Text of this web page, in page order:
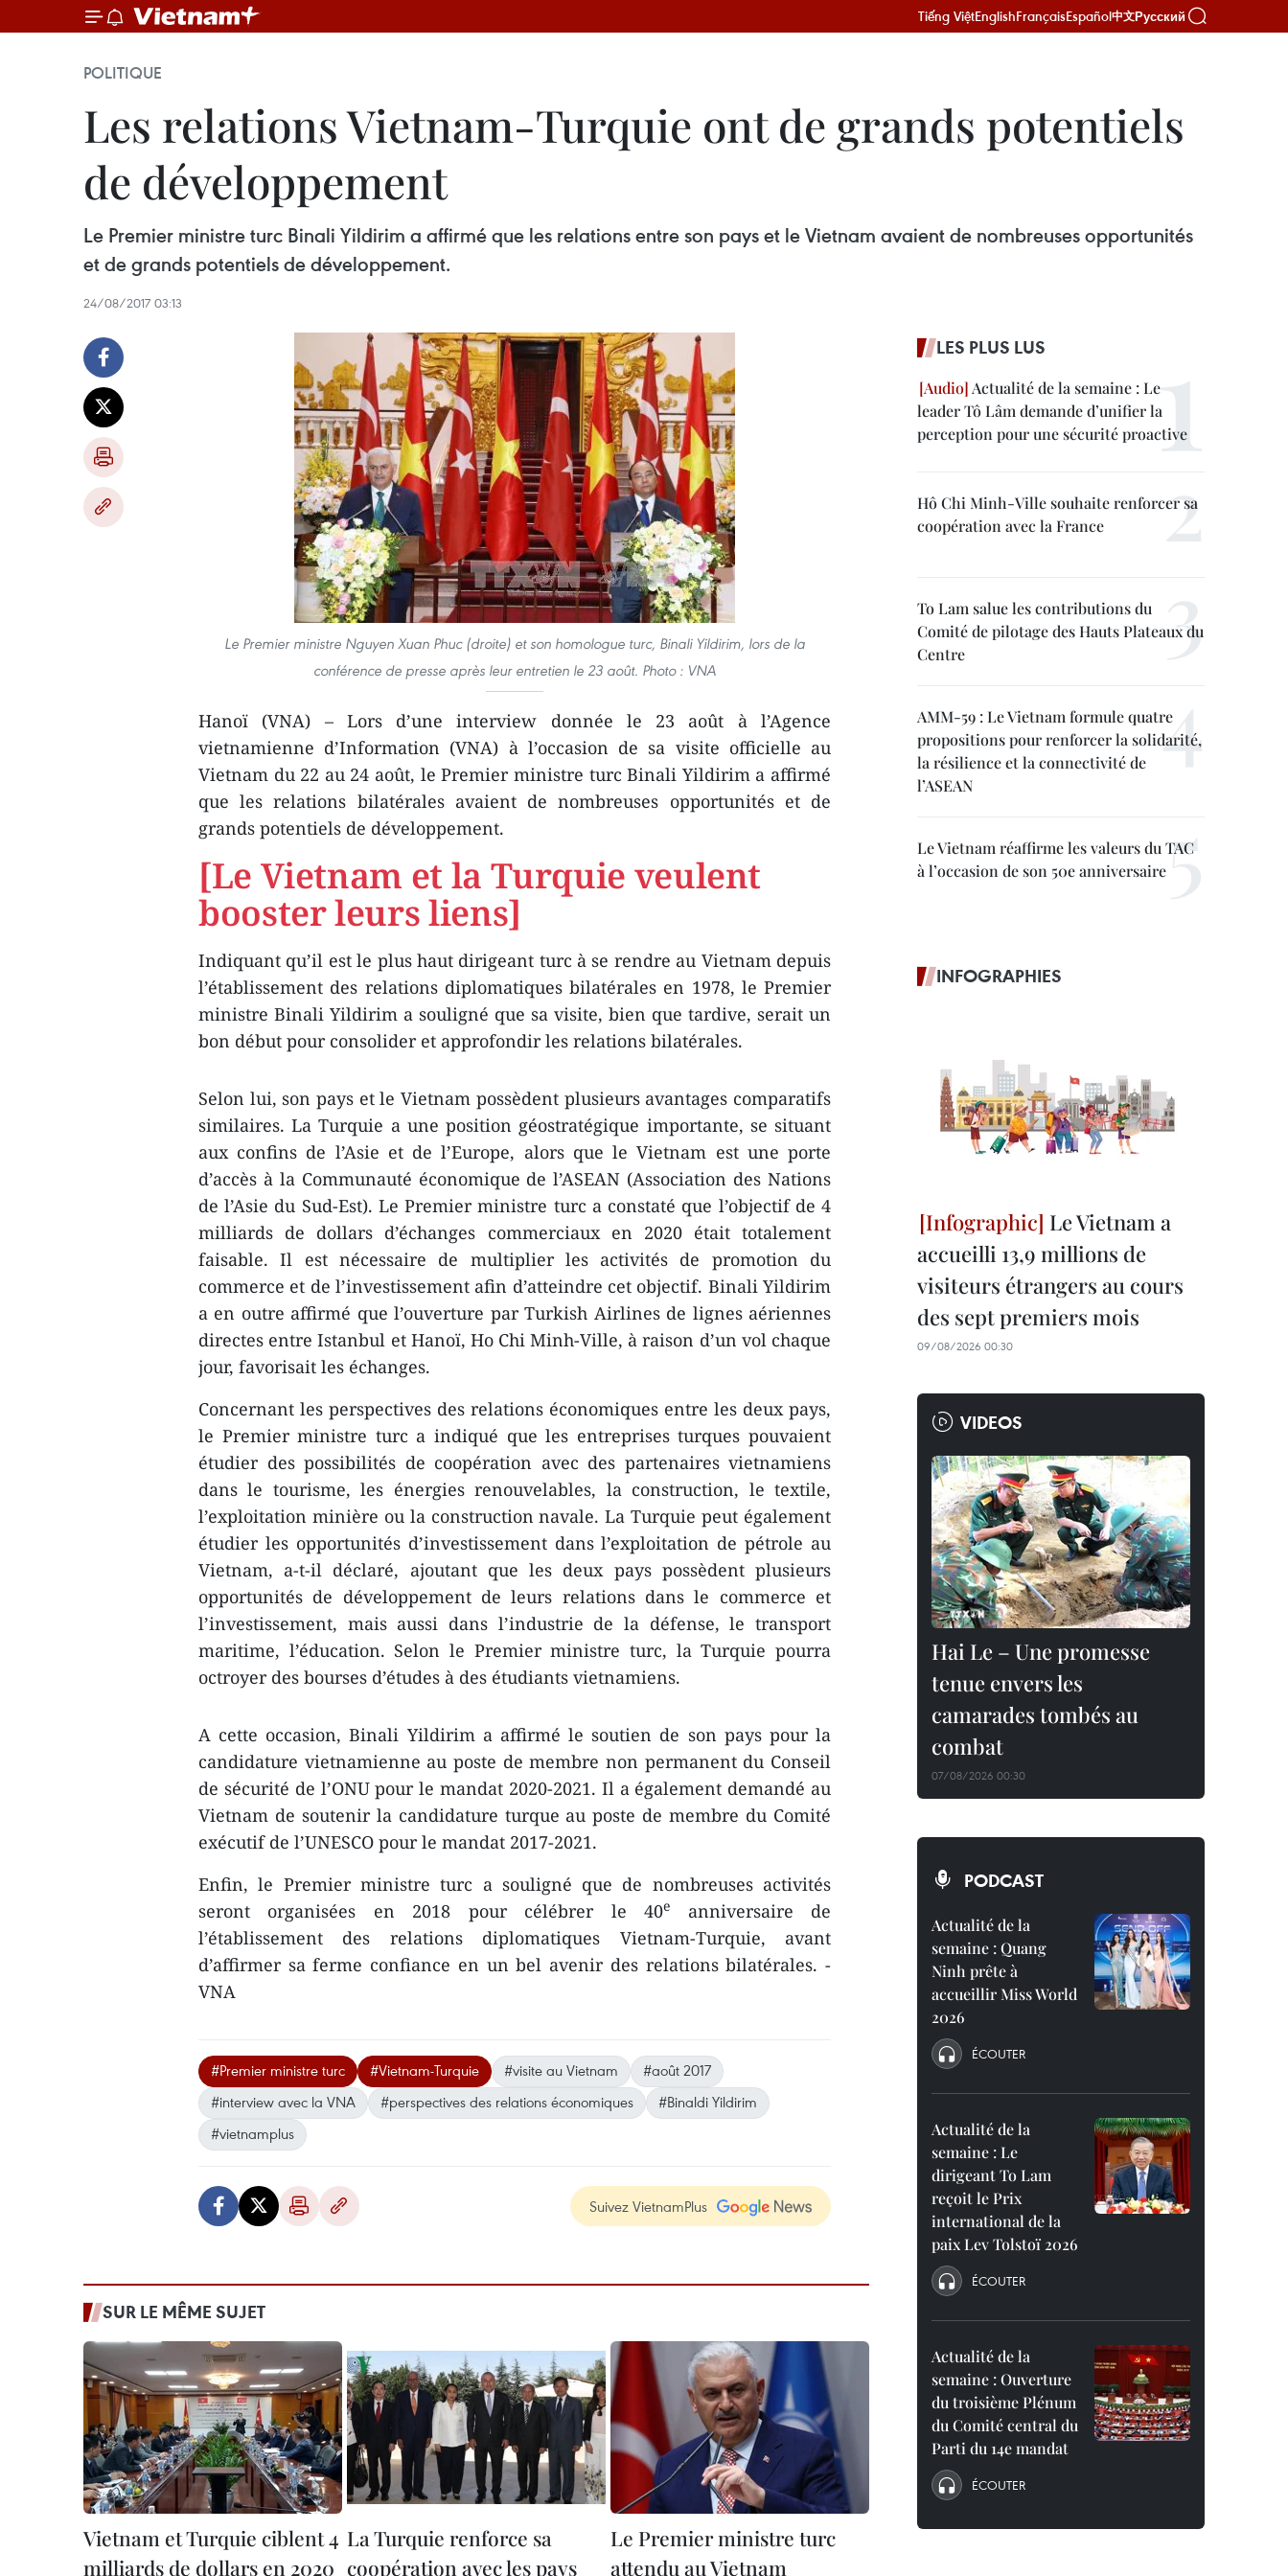
Tiếng ViệtEnglishFrançaisEspañol中文Русский
POLITIQUE
Les relations Vietnam-Turquie ont de grands potentiels
de développement
Le Premier ministre turc Binali Yildirim a affirmé que les relations entre son pays et le Vietnam avaient de nombreuses opportunités
et de grands potentiels de développement.
24/08/2017 03:13
Le Premier ministre Nguyen Xuan Phuc (droite) et son homologue turc, Binali Yildirim, lors de la
conférence de presse après leur entretien le 23 août. Photo : VNA
Hanoï (VNA) – Lors d’une interview donnée le 23 août à l’Agence
vietnamienne d’Information (VNA) à l’occasion de sa visite officielle au
Vietnam du 22 au 24 août, le Premier ministre turc Binali Yildirim a affirmé
que les relations bilatérales avaient de nombreuses opportunités et de
grands potentiels de développement.
[Le Vietnam et la Turquie veulent
booster leurs liens]
Indiquant qu’il est le plus haut dirigeant turc à se rendre au Vietnam depuis
l’établissement des relations diplomatiques bilatérales en 1978, le Premier
ministre Binali Yildirim a souligné que sa visite, bien qu​e tardive, serait un
bon début pour consolider et approfondir les relations bilatérales.
Selon lui, son pays et le Vietnam possèdent plusieurs avantages comparatifs
similaires. La Turquie a une position géostratégique importante​, se situant
aux confins de l’Asie et de l’Europe, alors que le Vietnam est une porte
d’accès à la Communauté économique de l’ASEAN (Association des Nations
de l’Asie du Sud-Est). Le Premier ministre turc a constaté que l’objectif de 4
milliards de dollars d’échanges commerciaux en 2020 était totalement
faisable. Il est nécessaire de multiplier les activités de promotion du
commerce et de l’investissement afin d’atteindre cet objectif. Binali Yildirim
a en outre affirmé que l’ouverture par Turkish Airlines de lignes aériennes
directes entre Istanbul et Hanoï, Ho Chi Minh-Ville, à raison d’un vol chaque
jour, favorisait les échanges.
Concernant les perspectives des relations économiques entre les deux pays,
le Premier ministre turc a indiqué que les entreprises turques pouvaient
étudier des possibilités de coopération avec des partenaires vietnamiens
dans le tourisme, les énergies renouvelables, la construction, le textile,
l’exploitation minière ou la construction navale. La Turquie peut également
étudier les opportunités d’investissement dans l’exploitation de pétrole au
Vietnam, a-t-il déclaré, ajoutant que les deux pays possèdent plusieurs
opportunités de développement de leurs relations dans le commerce et
l’investissement, mais aussi dans l’industrie de la défense, le transport
maritime, l’éducation. Selon le Premier ministre turc, la Turquie pourra
octroyer des bourses d’études à des étudiants vietnamiens.
A cette occasion, Binali Yildirim a affirmé le soutien de son pays pour la
candidature vietnamienne au poste de membre non permanent du Conseil
de sécurité de l’ONU pour le mandat 2020-2021. Il a également demandé au
Vietnam de soutenir la candidature turque au poste de membre du Comité
exécutif de l’UNESCO pour le mandat 2017-2021.
Enfin, le Premier ministre turc a souligné que de nombreuses activités
seront organisées en 2018 pour célébrer le 40e
anniversaire de
l’établissement des relations diplomatiques Vietnam-Turquie, avant
d’affirmer sa ferme confiance en un bel avenir des relations bilatérales. -
VNA
#Premier ministre turc #Vietnam-Turquie #visite au Vietnam
#août 2017
#interview avec la VNA
#perspectives des relations économiques
#Binaldi Yildirim
#vietnamplus
Suivez VietnamPlus
SUR LE MÊME SUJET
Vietnam et Turquie ciblent 4
milliards de dollars en 2020
La Turquie renforce sa
coopération avec les pays
Le Premier ministre turc
attendu au Vietnam
LES PLUS LUS
Actualité de la semaine : Le
leader Tô Lâm demande d’unifier la
perception pour une sécurité proactive
Hô Chi Minh-Ville souhaite renforcer sa
coopération avec la France
To Lam salue les contributions du
Comité de pilotage des Hauts Plateaux du
Centre
AMM-59 : Le Vietnam formule quatre
propositions pour renforcer la solidarité,
la résilience et la connectivité de
l’ASEAN
Le Vietnam réaffirme les valeurs du TAC
à l’occasion de son 50e anniversaire
INFOGRAPHIES
Le Vietnam a
accueilli 13,9 millions de
visiteurs étrangers au cours
des sept premiers mois
09/08/2026 00:30
VIDEOS
Hai Le – Une promesse
tenue envers les
camarades tombés au
combat
07/08/2026 00:30
PODCAST
Actualité de la
semaine : Quang
Ninh prête à
accueillir Miss World
2026
ÉCOUTER
Actualité de la
semaine : Le
dirigeant To Lam
reçoit le Prix
international de la
paix Lev Tolstoï 2026
ÉCOUTER
Actualité de la
semaine : Ouverture
du troisième Plénum
du Comité central du
Parti du 14e mandat
ÉCOUTER